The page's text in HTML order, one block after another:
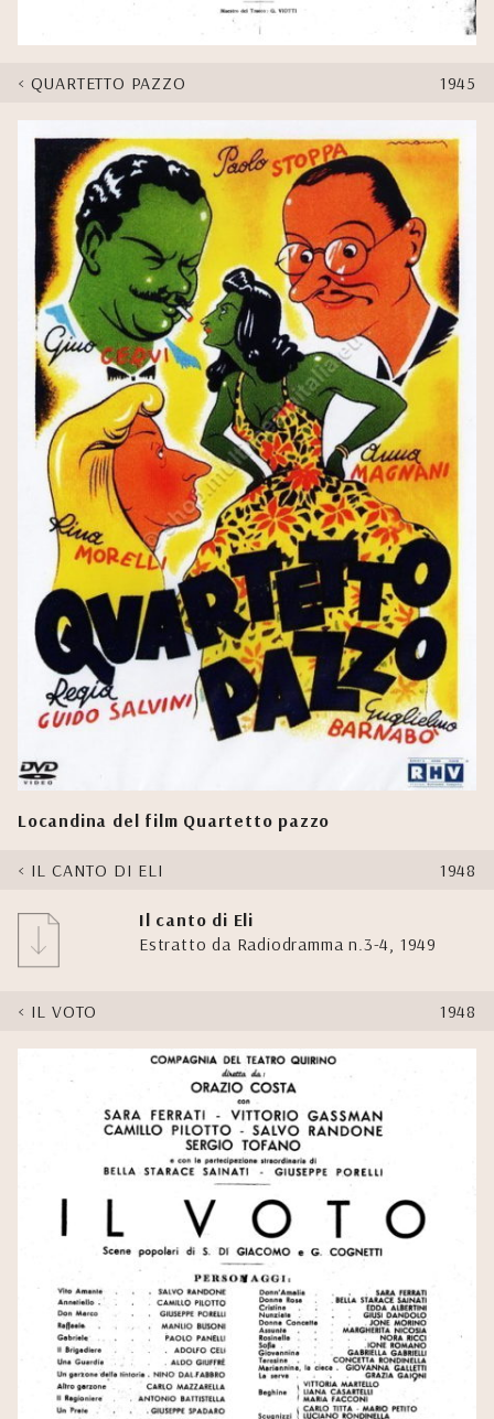
QUARTETTO PAZZO 1945
Locandina del film Quartetto pazzo
IL CANTO DI ELI 1948
Il canto di Eli
Estratto da Radiodramma n.3-4, 1949
IL VOTO 1948